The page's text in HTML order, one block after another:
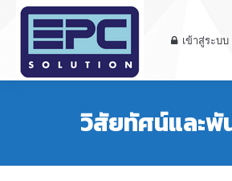
เข้าสู่ระบบ
วิสัยทัศน์และพั